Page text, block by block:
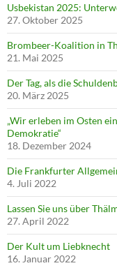
Usbekistan 2025:
27. Oktober 2025
Brombeer-Koalition in
21. Mai 2025
Der Tag, als die
20. März 2025
„Wir erleben im Osten
Demokratie“
18. Dezember 2024
Die Frankfurter
4. Juli 2022
Lassen Sie uns über
27. April 2022
Der Kult um Liebknecht
16. Januar 2022